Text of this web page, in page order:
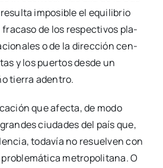
que afec­ta, de modo
ciu­da­des del país que,
toda­vía no resuel­ven con
metro­po­li­ta­na. O
a los muni­ci­pios de
sus medios pero que se
de unir­se o fusio­nar­se para
que pres­tan a los ciu­da­da­nos.
dipu­tacio­nes les